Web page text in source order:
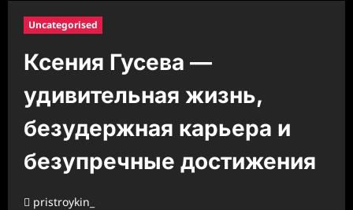
Uncategorised
Ксения Гусева —
удивительная жизнь,
безудержная карьера и
безупречные достижения
pristroykin_